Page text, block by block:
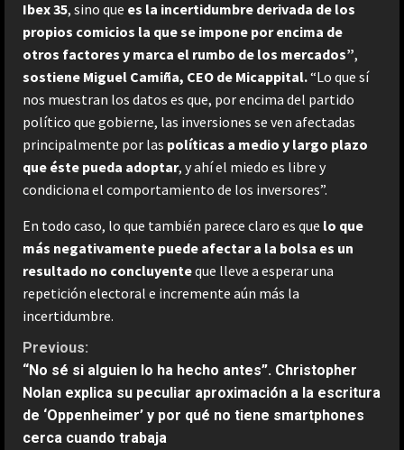
Ibex 35, sino que es la incertidumbre derivada de los
propios comicios la que se impone por encima de
otros factores y marca el rumbo de los mercados”,
sostiene Miguel Camiña, CEO de Micappital.“Lo que sí
nos muestran los datos es que, por encima del partido
político que gobierne, las inversiones se ven afectadas
principalmente por las políticas a medio y largo plazo
que éste pueda adoptar, y ahí el miedo es libre y
condiciona el comportamiento de los inversores”.
En todo caso, lo que también parece claro es que lo que
más negativamente puede afectar a la bolsa es un
resultado no concluyenteque lleve a esperar una
repetición electoral e incremente aún más la
incertidumbre.
C
o
n
Previous:
“No sé si alguien lo ha hecho antes”. Christopher
Nolan explica su peculiar aproximación a la escritura
de ‘Oppenheimer’ y por qué no tiene smartphones
cerca cuando trabaja